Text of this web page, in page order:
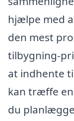
hjælpe med
den mest
tilbygning-
at indhente
kan træffe
du